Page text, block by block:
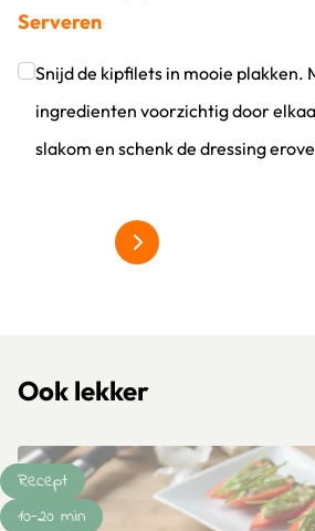
Klik om dit selectievakje aan te
Serveren
Snijd de kipfilets in mooie plakken.
ingredienten voorzichtig door
slakom en schenk de dressing
Ook lekker
Recept
10-20 min